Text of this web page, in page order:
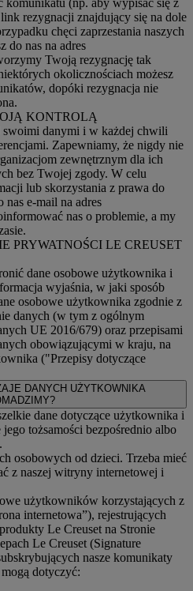
(np. aby wypisać się z
rezygnacji znajdujący się na dole
chęci zaprzestania naszych
do nas na adres
Twoją rezygnację tak
okolicznościach możesz
dopóki rezygnacja nie
KONTROLĄ
swoimi danymi i w każdej chwili
Zapewniamy, że nigdy nie
zewnętrznym dla ich
bez Twojej zgody. W celu
lub skorzystania z prawa do
nas e-mail na adres
nas o problemie, a my
PRYWATNOŚCI LE CREUSET
dane osobowe użytkownika i
wyjaśnia, w jaki sposób
osobowe użytkownika zgodnie z
danych (w tym z ogólnym
UE 2016/679) oraz przepisami
obowiązującymi w kraju, na
("Przepisy dotyczące
DANYCH UŻYTKOWNIKA
dane dotyczące użytkownika i
tożsamości bezpośrednio albo
osobowych od dzieci. Trzeba mieć
z naszej witryny internetowej i
użytkowników korzystających z
internetowa”), rejestrujących
Le Creuset na Stronie
Le Creuset (Signature
nasze komunikaty
dotyczyć: